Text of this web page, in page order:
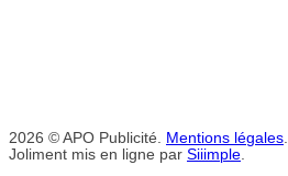
2026 © APO Publicité. Mentions légales.
Joliment mis en ligne par Siiimple.